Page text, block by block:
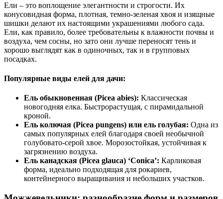
Ели – это воплощение элегантности и строгости. Их
конусовидная форма, плотная, темно-зеленая хвоя и изящные
шишки делают их настоящими украшениями любого сада.
Ели, как правило, более требовательны к влажности почвы и
воздуха, чем сосны, но зато они лучше переносят тень и
хорошо выглядят как в одиночных, так и в групповых
посадках.
Популярные виды елей для дачи:
Ель обыкновенная (Picea abies): Классическая
новогодняя елка. Быстрорастущая, с пирамидальной
кроной.
Ель колючая (Picea pungens) или ель голубая: Одна из
самых популярных елей благодаря своей необычной
голубовато-серой хвое. Морозостойкая, устойчивая к
загрязнению воздуха.
Ель канадская (Picea glauca) ‘Conica’: Карликовая
форма, идеально подходящая для рокариев,
контейнерного выращивания и небольших участков.